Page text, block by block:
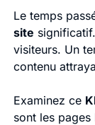
Le temps
site
visiteurs. Un
contenu
Examinez ce
sont les